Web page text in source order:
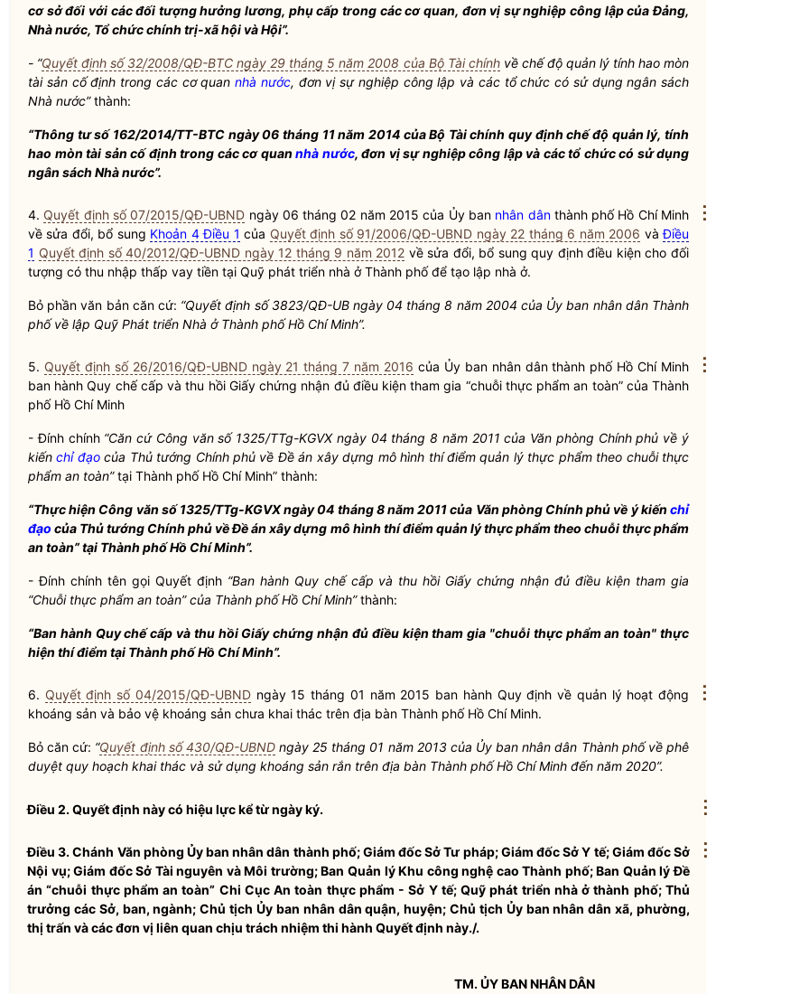
cơ sở đối với các đối tượng hưởng lương, phụ cấp trong các cơ quan, đơn vị sự nghiệp công lập của Đảng,
Nhà nước, Tổ chứcchính trị-xã hội và Hội”.
- “Quyết định số 32/2008/QĐ-BTC ngày 29 tháng 5 năm 2008 của Bộ Tài chínhvề chế độ quản lý tính hao mòn
tài sản cố định trong các cơ quan nhà nước, đơn vị sự nghiệp công lập và các tổ chức có sử dụng ngân sách
Nhà nước”thành:
“Thông tư số 162/2014/TT-BTC ngày 06 tháng 11 năm 2014 của Bộ Tài chính quy định chế độ quản lý, tính
hao mòn tài sản cốđịnh trong các cơ quan nhà nước, đơn vị sự nghiệp công lập và các tổ chức có sử dụng
ngân sáchNhà nước”.
4. Quyết định số 07/2015/QĐ-UBND ngày 06 tháng 02 năm 2015 của Ủy ban nhân dânthành phố Hồ Chí Minh
về sửa đổi, bổ sung Khoản 4 Điều 1 của Quyết định số 91/2006/QĐ-UBND ngày 22 tháng 6 năm 2006 vàĐiều
1 Quyết định số 40/2012/QĐ-UBND ngày 12 tháng 9 năm 2012 về sửa đổi, bổ sung quy định điều kiện cho đối
tượng có thu nhập thấp vay tiền tại Quỹ phát triển nhà ở Thành phố để tạo lập nhà ở.
Bỏ phần văn bản căn cứ: “Quyết định số 3823/QĐ-UB ngày 04 tháng 8 năm 2004 của Ủy ban nhân dânThành
phố về lập Quỹ Phát triển Nhà ở Thành phố Hồ Chí Minh”.
5. Quyết định số 26/2016/QĐ-UBND ngày 21 tháng 7 năm 2016 của Ủy ban nhân dânthành phố Hồ Chí Minh
ban hànhQuy chếcấp và thu hồi Giấy chứng nhận đủ điều kiện tham gia “chuỗi thực phẩm an toàn” của Thành
phố Hồ Chí Minh
- Đính chính “Căn cứ Công văn số 1325/TTg-KGVX ngày 04 tháng 8 năm 2011 của Văn phòng Chính phủ về ý
kiếnchỉ đạocủa Thủ tướng Chính phủ về Đề án xây dựng mô hình thí điểm quản lý thực phẩm theo chuỗi thực
phẩm an toàn”tại Thành phố Hồ Chí Minh” thành:
“Thực hiện Công văn số 1325/TTg-KGVX ngày 04 tháng 8 năm 2011 của Văn phòng Chính phủ về ý kiến chỉ
đạo của Thủ tướng Chính phủ về Đề án xây dựng mô hình thíđiểm quản lý thực phẩm theo chuỗi thực phẩm
an toàn” tại Thành phố Hồ Chí Minh”.
- Đính chính tên gọi Quyết định “Ban hành Quy chếcấp và thu hồi Giấy chứng nhận đủ điều kiện tham gia
“Chuỗi thực phẩm an toàn” của Thành phố Hồ Chí Minh”thành:
“Ban hành Quy chếcấp và thu hồi Giấy chứng nhận đủ điều kiện tham gia "chuỗi thực phẩm an toàn" thực
hiện thíđiểm tại Thành phố Hồ Chí Minh”.
6. Quyết định số 04/2015/QĐ-UBNDngày 15 tháng 01 năm 2015 ban hành Quy định về quản lý hoạt động
khoáng sản và bảo vệ khoáng sản chưa khai thác trên địa bàn Thành phố Hồ Chí Minh.
Bỏ căn cứ: “Quyết định số 430/QĐ-UBNDngày 25 tháng 01 năm 2013 của Ủy bannhân dân Thành phố về phê
duyệt quy hoạch khai thác và sử dụng khoáng sản rắn trên địa bàn Thành phố Hồ Chí Minh đến năm 2020”.
Điều 2.Quyết định này có hiệu lực kể từ ngày ký.
Điều 3.Chánh Văn phòng Ủy bannhân dân thành phố; Giám đốc Sở Tư pháp; Giám đốc Sở Y tế; Giám đốc Sở
Nội vụ; Giám đốc Sở Tài nguyên và Môi trường; Ban Quản lý Khu công nghệ cao Thành phố; Ban Quản lý Đề
án “chuỗi thực phẩm an toàn” Chi Cục An toàn thực phẩm - Sở Y tế; Quỹ phát triển nhà ở thành phố; Thủ
trưởng các Sở, ban, ngành; Chủ tịch Ủy ban nhân dân quận, huyện; Chủ tịch Ủy bannhân dân xã, phường,
thị trấn và các đơn vị liên quan chịu trách nhiệm thi hành Quyết định này./.
TM. ỦY BANNHÂN DÂN
⋮
⋮
⋮
⋮
⋮